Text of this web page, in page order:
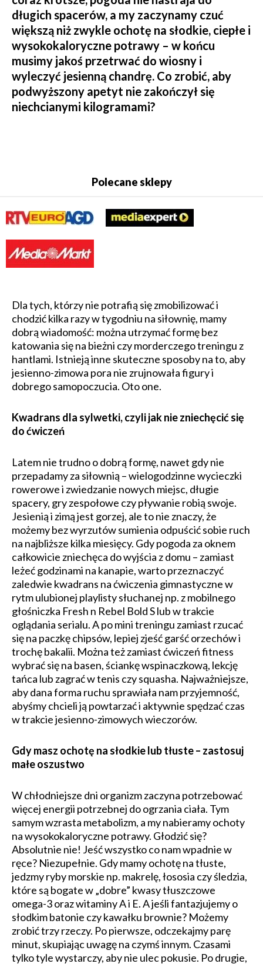
długich spacerów, a my zaczynamy czuć
większą niż zwykle ochotę na słodkie, ciepłe i
wysokokaloryczne potrawy – w końcu
musimy jakoś przetrwać do wiosny i
wyleczyć jesienną chandrę. Co zrobić, aby
podwyższony apetyt nie zakończył się
niechcianymi kilogramami?
Polecane sklepy
Dla tych, którzy nie potrafią się zmobilizować i
chodzić kilka razy w tygodniu na siłownię, mamy
dobrą wiadomość: można utrzymać formę bez
katowania się na bieżni czy morderczego treningu z
hantlami. Istnieją inne skuteczne sposoby na to, aby
jesienno-zimowa pora nie zrujnowała figury i
dobrego samopoczucia. Oto one.
Kwadrans dla sylwetki, czyli jak nie zniechęcić się
do ćwiczeń
Latem nie trudno o dobrą formę, nawet gdy nie
przepadamy za siłownią – wielogodzinne wycieczki
rowerowe i zwiedzanie nowych miejsc, długie
spacery, gry zespołowe czy pływanie robią swoje.
Jesienią i zimą jest gorzej, ale to nie znaczy, że
możemy bez wyrzutów sumienia odpuścić sobie ruch
na najbliższe kilka miesięcy. Gdy pogoda za oknem
całkowicie zniechęca do wyjścia z domu – zamiast
leżeć godzinami na kanapie, warto przeznaczyć
zaledwie kwadrans na ćwiczenia gimnastyczne w
rytm ulubionej playlisty słuchanej np. z mobilnego
głośniczka Fresh n Rebel Bold S lub w trakcie
oglądania serialu. A po mini treningu zamiast rzucać
się na paczkę chipsów, lepiej zjeść garść orzechów i
trochę bakalii. Można też zamiast ćwiczeń fitness
wybrać się na basen, ściankę wspinaczkową, lekcję
tańca lub zagrać w tenis czy squasha. Najważniejsze,
aby dana forma ruchu sprawiała nam przyjemność,
abyśmy chcieli ją powtarzać i aktywnie spędzać czas
w trakcie jesienno-zimowych wieczorów.
Gdy masz ochotę na słodkie lub tłuste – zastosuj
małe oszustwo
W chłodniejsze dni organizm zaczyna potrzebować
więcej energii potrzebnej do ogrzania ciała. Tym
samym wzrasta metabolizm, a my nabieramy ochoty
na wysokokaloryczne potrawy. Głodzić się?
Absolutnie nie! Jeść wszystko co nam wpadnie w
ręce? Niezupełnie. Gdy mamy ochotę na tłuste,
jedzmy ryby morskie np. makrelę, łososia czy śledzia,
które są bogate w „dobre” kwasy tłuszczowe
omega-3 oraz witaminy A i E. A jeśli fantazjujemy o
słodkim batonie czy kawałku brownie? Możemy
zrobić trzy rzeczy. Po pierwsze, odczekajmy parę
minut, skupiając uwagę na czymś innym. Czasami
tylko tyle wystarczy, aby nie ulec pokusie. Po drugie,